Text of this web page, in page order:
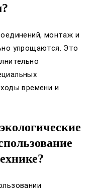
монтаж и
упрощаются. Это
времени и